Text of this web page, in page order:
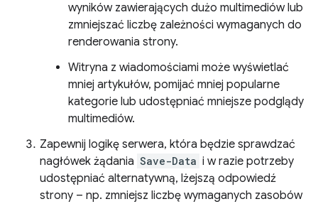
wyników zawierających dużo multimediów lub
zmniejszać liczbę zależności wymaganych do
renderowania strony.
Witryna z wiadomościami może wyświetlać
mniej artykułów, pomijać mniej popularne
kategorie lub udostępniać mniejsze podglądy
multimediów.
Zapewnij logikę serwera, która będzie sprawdzać
nagłówek żądania Save-Data i w razie potrzeby
udostępniać alternatywną, lżejszą odpowiedź
strony – np. zmniejsz liczbę wymaganych zasobów